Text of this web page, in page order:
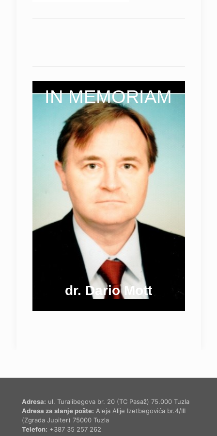
dr. Dario Mott
IN MEMORIAM
Adresa: ul. Turalibegova br. 20 (TC Pasaž) 75.000 Tuzla
Adresa za slanje pošte: Aleja Alije Izetbegovića br.4/III
(Zgrada Jupiter) 75000 Tuzla
Telefon: +387 35 257 262